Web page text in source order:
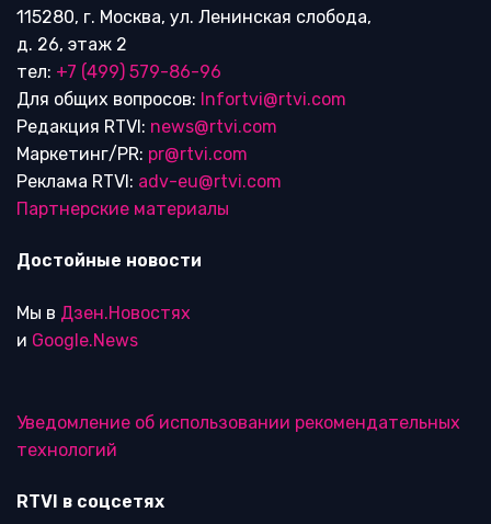
115280, г. Москва, ул. Ленинская слобода,
д. 26, этаж 2
тел: +7 (499) 579-86-96
Для общих вопросов: Infortvi@rtvi.com
Редакция RTVI: news@rtvi.com
Маркетинг/PR: pr@rtvi.com
Реклама RTVI: adv-eu@rtvi.com
Партнерские материалы
Достойные новости
Мы в Дзен.Новостях
и Google.News
Уведомление об использовании рекомендательных
технологий
RTVI в соцсетях